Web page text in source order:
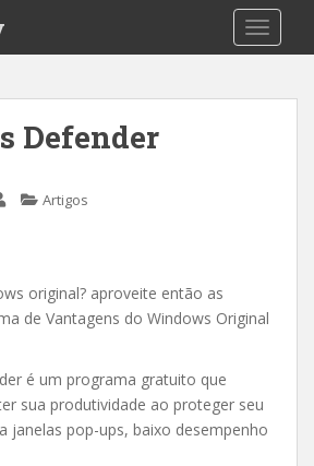
Defender
Artigos
original? aproveite então as
de Vantagens do Windows Original
é um programa gratuito que
sua produtividade ao proteger seu
janelas pop-ups, baixo desempenho